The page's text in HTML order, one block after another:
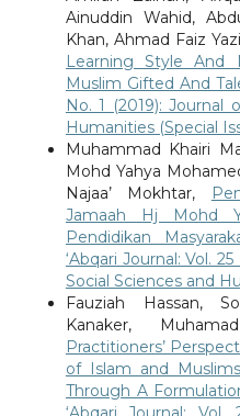
Ainuddin Wahid,
Khan, Ahmad Faiz
Learning Style And
Muslim Gifted And
No. 1 (2019): Journal
Humanities (Special
Muhammad Khairi
Mohd Yahya
Najaa’ Mokhtar,
Jamaah Hj Mohd
Pendidikan
‘Abqari Journal: Vol.
Social Sciences and
Fauziah Hassan,
Kanaker,
Practitioners’
of Islam and
Through A